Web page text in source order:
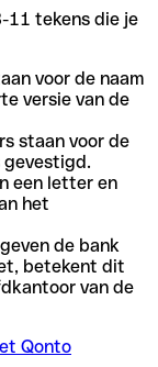
11 tekens die je
voor de naam
versie van de
staan voor de
gevestigd.
een letter en
het
de bank
betekent dit
van de
Qonto